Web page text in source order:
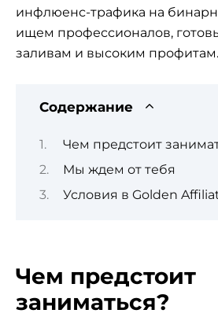
инфлюенс-трафика на
ищем профессионалов,
заливам и высоким профитам.
Содержание
Чем предстоит
Мы ждем от тебя
Условия в Golden
Чем предстоит
заниматься?